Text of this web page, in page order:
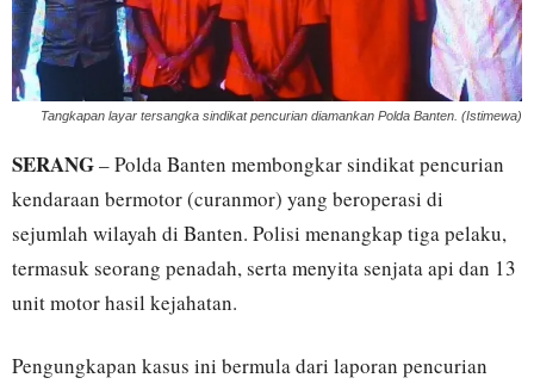
Tangkapan layar tersangka sindikat pencurian diamankan Polda Banten. (Istimewa)
SERANG– Polda Banten membongkar sindikat pencurian
kendaraan bermotor (curanmor) yang beroperasi di
sejumlah wilayah di Banten. Polisi menangkap tiga pelaku,
termasuk seorang penadah, serta menyita senjata api dan 13
unit motor hasil kejahatan.
Pengungkapan kasus ini bermula dari laporan pencurian